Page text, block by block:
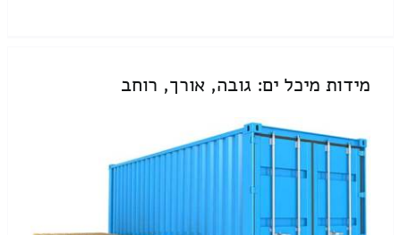
מידות מיכל ים: גובה, אורך, רוחב